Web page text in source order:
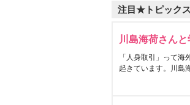
注目★トピックス
川島海荷さん
「人身取引」って
起きています。川島